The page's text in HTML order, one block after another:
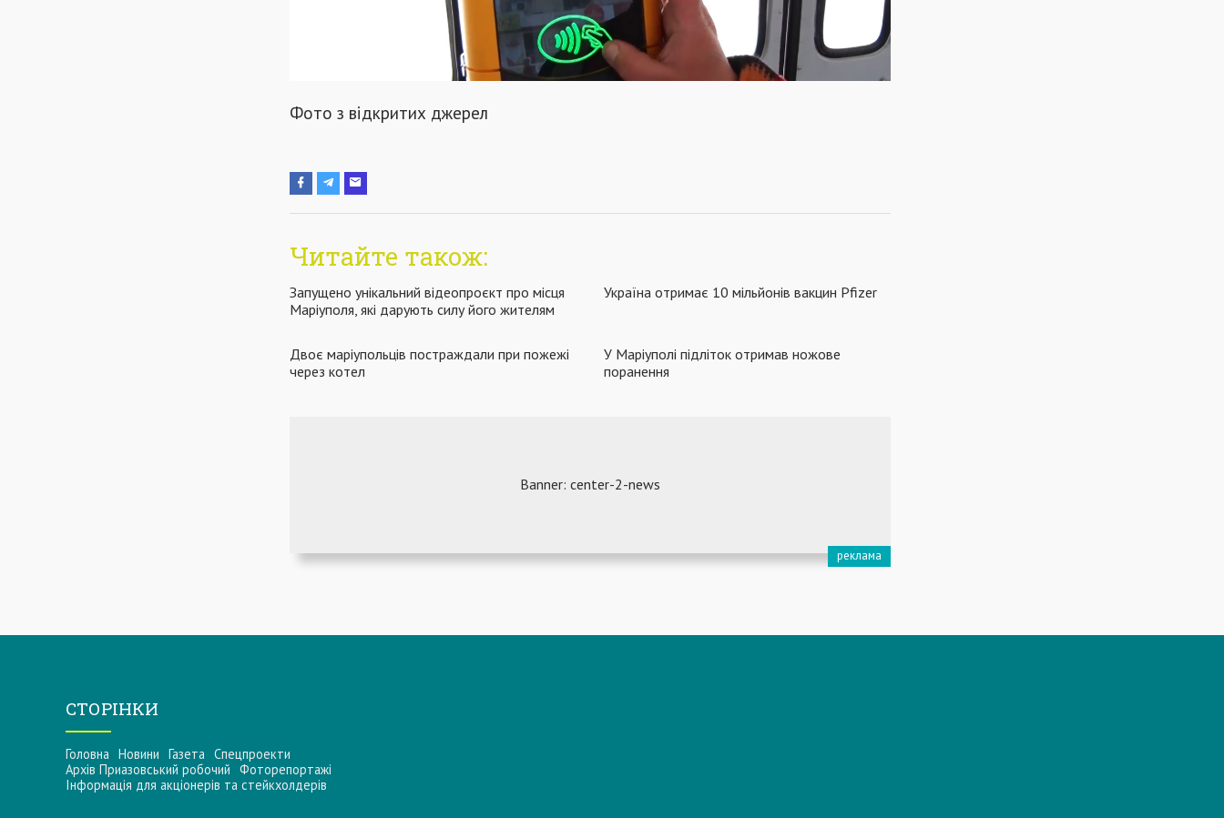
Фото з відкритих джерел
Читайте також:
Запущено унікальний відеопроєкт про місця
Маріуполя, які дарують силу його жителям
Україна отримає 10 мільйонів вакцин Pfizer
Двоє маріупольців постраждали при пожежі
через котел
У Маріуполі підліток отримав ножове
поранення
СТОРІНКИ
Головна Новини Газета Спецпроекти
Архів Приазовський робочий Фоторепортажі
Інформацiя для акцiонерiв та стейкхолдерiв